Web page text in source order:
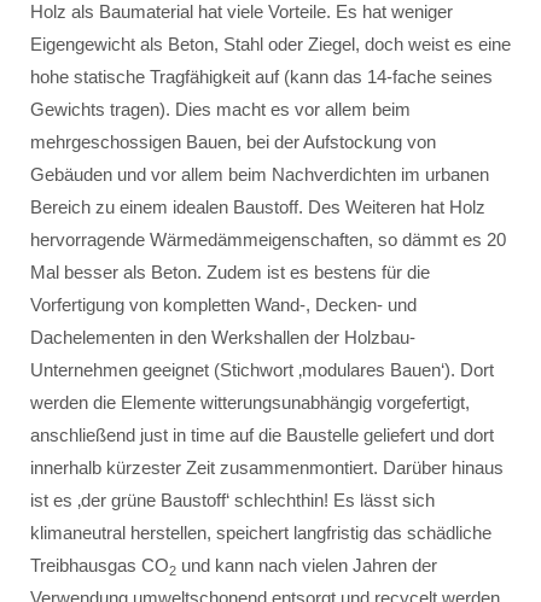
Holz als Baumaterial hat viele Vorteile. Es hat weniger
Eigengewicht als Beton, Stahl oder Ziegel, doch weist es eine
hohe statische Tragfähigkeit auf (kann das 14-fache seines
Gewichts tragen). Dies macht es vor allem beim
mehrgeschossigen Bauen, bei der Aufstockung von
Gebäuden und vor allem beim Nachverdichten im urbanen
Bereich zu einem idealen Baustoff. Des Weiteren hat Holz
hervorragende Wärmedämmeigenschaften, so dämmt es 20
Mal besser als Beton. Zudem ist es bestens für die
Vorfertigung von kompletten Wand-, Decken- und
Dachelementen in den Werkshallen der Holzbau-
Unternehmen geeignet (Stichwort ‚modulares Bauen‘). Dort
werden die Elemente witterungsunabhängig vorgefertigt,
anschließend just in time auf die Baustelle geliefert und dort
innerhalb kürzester Zeit zusammenmontiert. Darüber hinaus
ist es ‚der grüne Baustoff‘ schlechthin! Es lässt sich
klimaneutral herstellen, speichert langfristig das schädliche
Treibhausgas CO2 und kann nach vielen Jahren der
Verwendung umweltschonend entsorgt und recycelt werden.